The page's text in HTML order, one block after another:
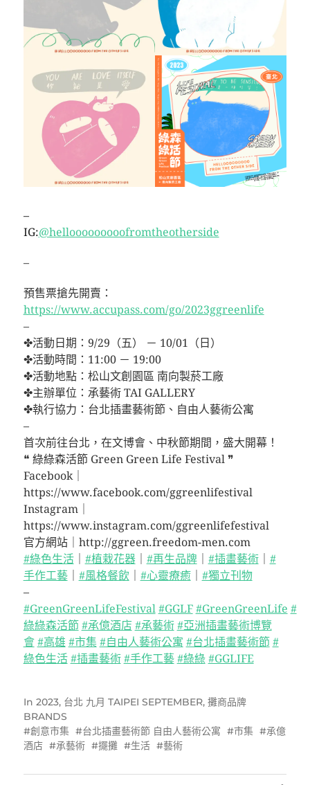
–
IG:@hellooooooooofromtheotherside
–
預售票搶先開賣：
https://www.accupass.com/go/2023ggreenlife
–
✤活動日期：9/29（五） － 10/01（日）
✤活動時間：11:00 － 19:00
✤活動地點：松山文創園區 南向製菸工廠
✤主辦單位：承藝術 TAI GALLERY
✤執行協力：台北插畫藝術節、自由人藝術公寓
–
首次前往台北，在文博會、中秋節期間，盛大開幕！
❝ 綠綠森活節 Green Green Life Festival ❞
Facebook｜
https://www.facebook.com/ggreenlifestival
Instagram｜
https://www.instagram.com/ggreenlifefestival
官方網站｜http://ggreen.freedom-men.com
#綠色生活｜ #植栽花器｜ #再生品牌｜ #插畫藝術｜ #
手作工藝｜ #風格餐飲 #心靈療癒｜ #獨立刊物
–
#GreenGreenLifeFestival #GGLF #GreenGreenLife #
綠綠森活節 #承億酒店 #承藝術 #亞洲插畫藝術博覽
會 #高雄 #市集 #自由人藝術公寓 #台北插畫藝術節 #
綠色生活 #插畫藝術 #手作工藝 #綠綠 #GGLIFE
In 2023, 台北 九月 TAIPEI SEPTEMBER, 攤商品牌
BRANDS
創意市集
台北插畫藝術節 自由人藝術公寓 市集
承億
酒店
承藝術 擺攤 生活 藝術